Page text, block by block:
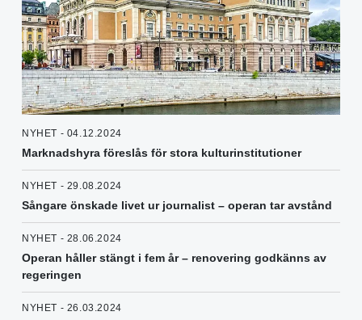
NYHET - 04.12.2024
Marknadshyra föreslås för stora kulturinstitutioner
NYHET - 29.08.2024
Sångare önskade livet ur journalist – operan tar avstånd
NYHET - 28.06.2024
Operan håller stängt i fem år – renovering godkänns av
regeringen
NYHET - 26.03.2024